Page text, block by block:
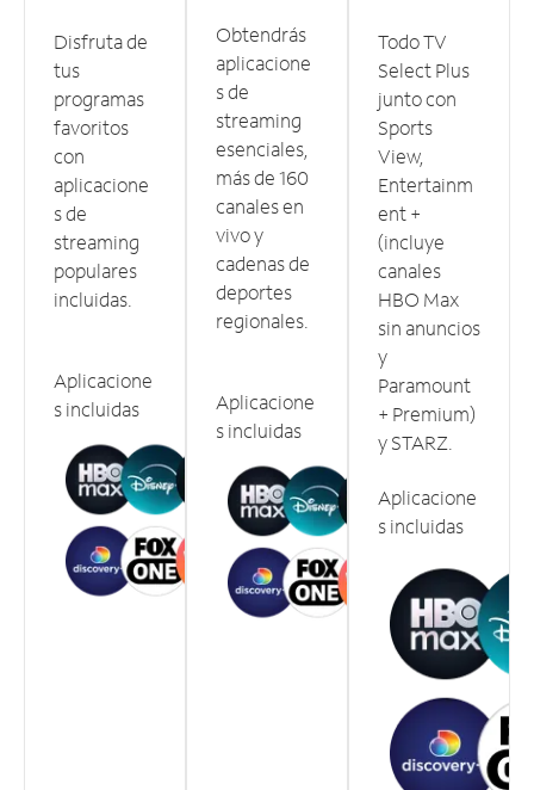
Disfruta de
tus
programas
favoritos
con
aplicacione
s de
streaming
populares
incluidas.
Aplicacione
s incluidas
Obtendrás
aplicacione
s de
streaming
esenciales,
más de 160
canales en
vivo y
cadenas de
deportes
regionales.
Aplicacione
s incluidas
Todo TV
Select Plus
junto con
Sports
View,
Entertainm
ent +
(incluye
canales
HBO Max
sin anuncios
y
Paramount
+ Premium)
y STARZ.
Aplicacione
s incluidas